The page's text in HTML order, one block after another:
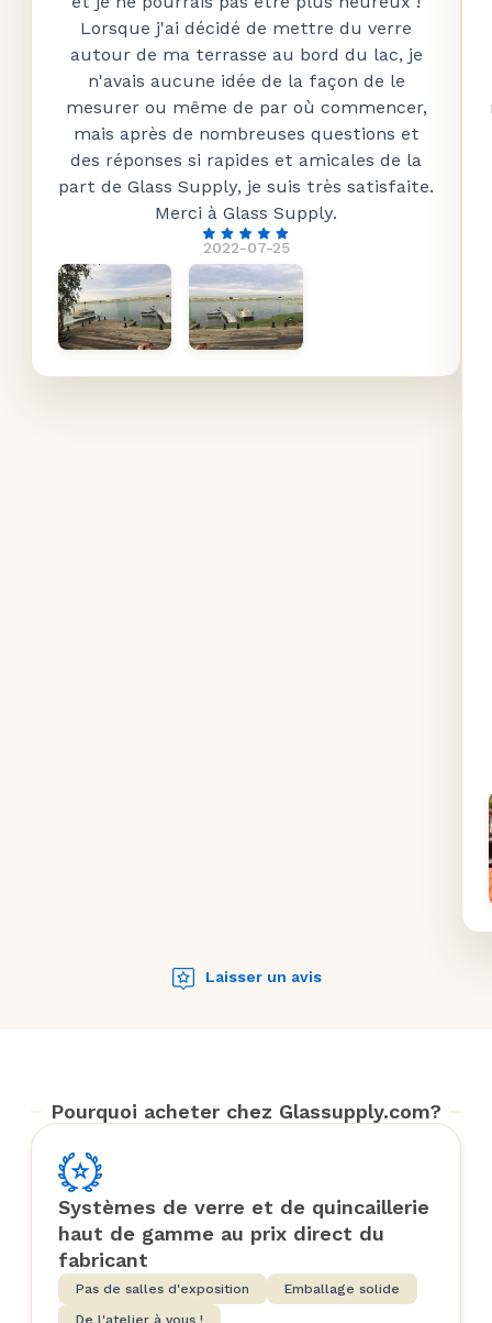
2022-07-25
Lorsque j'ai décidé de mettre du verre
autour de ma terrasse au bord du lac, je
n'avais aucune idée de la façon de le
mesurer ou même de par où commencer,
mais après de nombreuses questions et
des réponses si rapides et amicales de la
part de Glass Supply, je suis très satisfaite.
Merci à Glass Supply.
Laisser un avis
Pourquoi acheter chez Glassupply.com?
Systèmes de verre et de quincaillerie
haut de gamme au prix direct du
fabricant
Pas de salles d'exposition
Emballage solide
De l'atelier à vous !